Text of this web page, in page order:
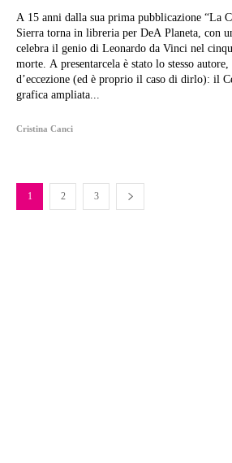
A 15 anni dalla sua prima pubblicazione “La
Sierra torna in libreria per DeA Planeta, con
celebra il genio di Leonardo da Vinci nel
morte. A presentarcela è stato lo stesso
d’eccezione (ed è proprio il caso di dirlo): il Cenacolo.
grafica ampliata...
Cristina Canci
1 2 3